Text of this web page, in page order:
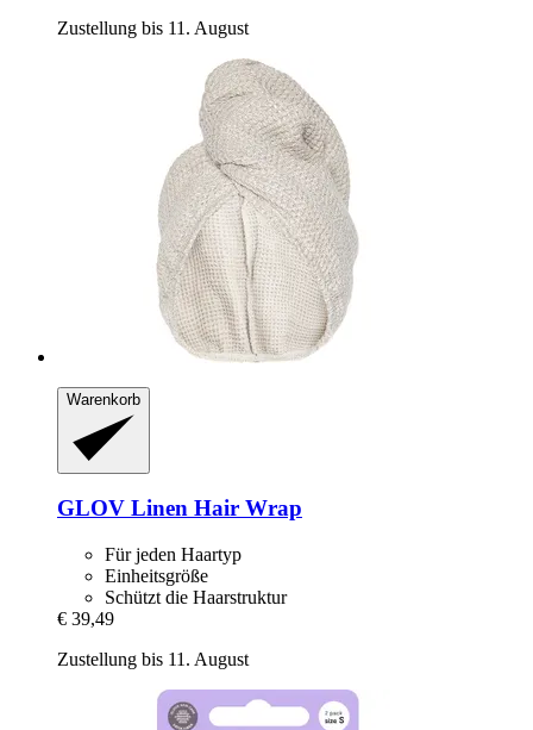
Zustellung bis 11. August
Warenkorb
GLOV Linen Hair Wrap
Für jeden Haartyp
Einheitsgröße
Schützt die Haarstruktur
€ 39,49
Zustellung bis 11. August